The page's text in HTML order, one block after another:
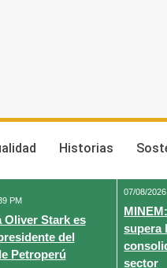
Historias
PM
Oliver Stark es
del
Petroperú
07/08/
supera
sector